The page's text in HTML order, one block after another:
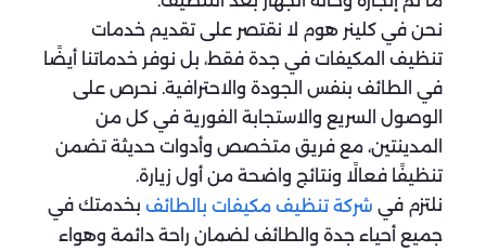
نحن في كلينر هوم لا نقتصر على تقديم خدمات
تنظيف المكيفات في جدة فقط، بل نوفر خدماتنا أيضًا
في الطائف بنفس الجودة والاحترافية. نحرص على
الوصول السريع والاستجابة الفورية في كل من
المدينتين، مع فريق متخصص وأدوات حديثة تضمن
تنظيفًا فعالًا ونتائج واضحة من أول زيارة.
نلتزم في شركة تنظيف مكيفات بالطائف بخدمتك في
جميع أحياء جدة والطائف لضمان راحة دائمة وهواء